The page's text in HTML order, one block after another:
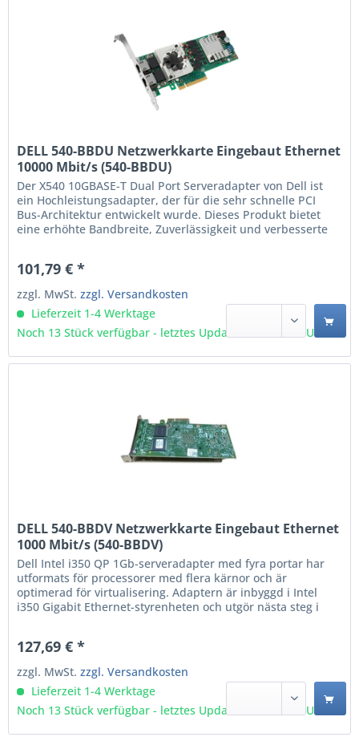
DELL 540-BBDU Netzwerkkarte Eingebaut Ethernet
10000 Mbit/s (540-BBDU)
Der X540 10GBASE-T Dual Port Serveradapter von Dell ist
ein Hochleistungsadapter, der für die sehr schnelle PCI
Bus-Architektur entwickelt wurde. Dieses Produkt bietet
eine erhöhte Bandbreite, Zuverlässigkeit und verbesserte
Bus-Sharing - für...
101,79 € *
zzgl. MwSt.zzgl. Versandkosten
Lieferzeit 1-4 Werktage
Noch 13 Stück verfügbar - letztes Update 09.08 - 3:03 Uhr
DELL 540-BBDV Netzwerkkarte Eingebaut Ethernet
1000 Mbit/s (540-BBDV)
Dell Intel i350 QP 1Gb-serveradapter med fyra portar har
utformats för processorer med flera kärnor och är
optimerad för virtualisering. Adaptern är inbyggd i Intel
i350 Gigabit Ethernet-styrenheten och utgör nästa steg i
PROSet Utility for Windows som gör det möjligt att enkelt...
127,69 € *
zzgl. MwSt.zzgl. Versandkosten
Lieferzeit 1-4 Werktage
Noch 13 Stück verfügbar - letztes Update 09.08 - 3:03 Uhr